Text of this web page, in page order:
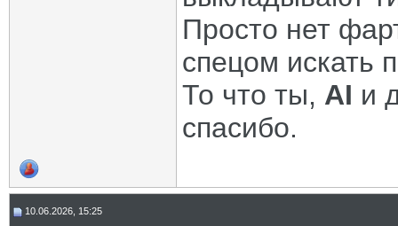
Просто нет
спецом искать
То что ты, AI и
спасибо.
10.06.2026, 15:25